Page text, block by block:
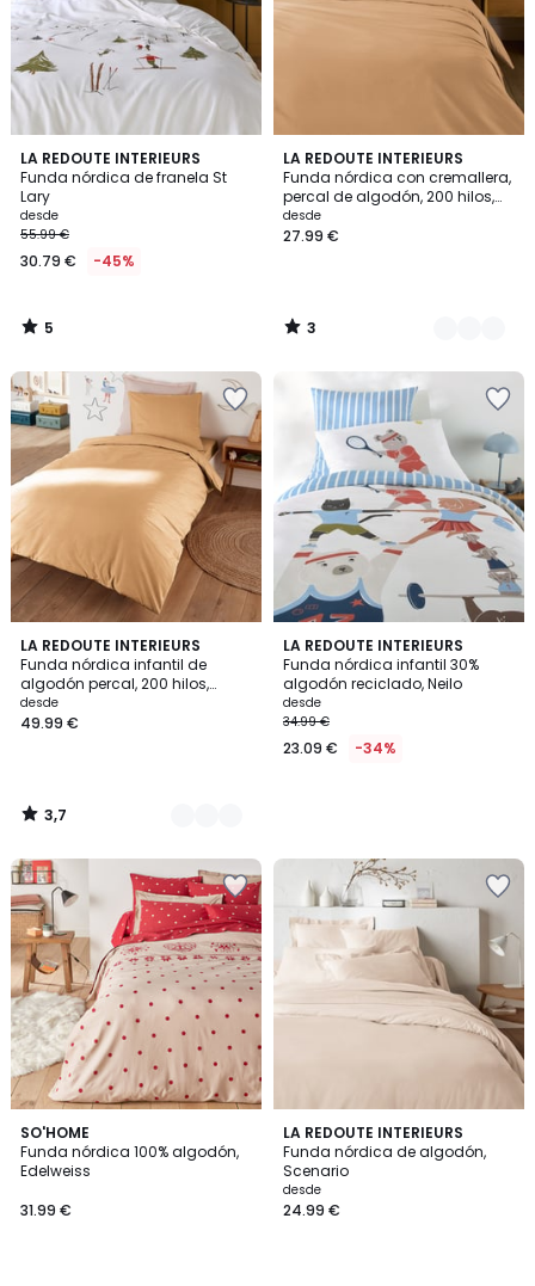
LA REDOUTE INTERIEURS
Funda nórdica de franela St
Lary
desde
55.99 €
30.79 € -45%
5
/
5
5
/
LA REDOUTE INTERIEURS
Funda nórdica con cremallera,
percal de algodón, 200 hilos,
Escenario
desde
27.99 €
3
/
5
10
Colores
3
/
LA REDOUTE INTERIEURS
Funda nórdica infantil de
algodón percal, 200 hilos,
Scénario
desde
49.99 €
3,7
/ 5
3
Colores
3,7
/
LA REDOUTE INTERIEURS
Funda nórdica infantil 30%
algodón reciclado, Neilo
desde
34.99 €
23.09 € -34%
SO'HOME
Funda nórdica 100% algodón,
Edelweiss
31.99 €
4
/
5
LA REDOUTE INTERIEURS
Funda nórdica de algodón,
Scenario
desde
24.99 €
3,9
/ 5